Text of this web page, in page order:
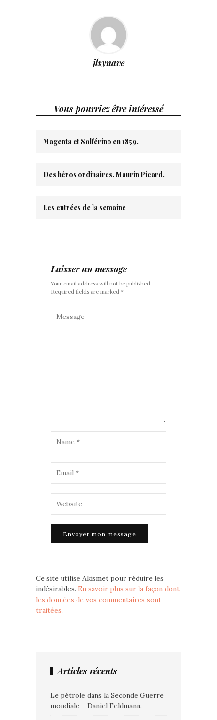
jlsynave
Vous pourriez être intéressé
Magenta et Solférino en 1859.
Des héros ordinaires. Maurin Picard.
Les entrées de la semaine
Laisser un message
Your email address will not be published.
Required fields are marked *
Ce site utilise Akismet pour réduire les
indésirables. En savoir plus sur la façon dont
les données de vos commentaires sont
traitées.
Articles récents
Le pétrole dans la Seconde Guerre
mondiale – Daniel Feldmann.